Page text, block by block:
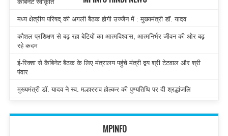
कैबिनेट स्वीकृति
मध्य क्षेत्रीय परिषद् की अगली बैठक होगी उज्जैन में : मुख्यमंत्री डॉ. यादव
कौशल प्रशिक्षण से बढ़ रहा बेटियों का आत्मविश्वास, आत्मनिर्भर जीवन की ओर बढ़
रहे कदम
ई-रिक्शा से कैबिनेट बैठक के लिए मंत्रालय पहुंचे मंत्री द्वय श्री टेटवाल और श्री
पंवार
मुख्यमंत्री डॉ. यादव ने स्व. मल्हारराव होल्कर की पुण्यतिथि पर दी श्रद्धांजलि
MPINFO